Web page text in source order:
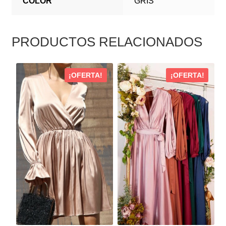
PRODUCTOS RELACIONADOS
¡OFERTA!
ESTE
PRODUCTO
TIENE
MÚLTIPLES
VARIANTES.
LAS
OPCIONES
SE
PUEDEN
ELEGIR
EN
LA
PÁGINA
¡OFERTA!
ESTE
PRODUCTO
TIENE
MÚLTIPLES
VARIANTES.
LAS
OPCIONES
SE
PUEDEN
ELEGIR
EN
LA
PÁGINA